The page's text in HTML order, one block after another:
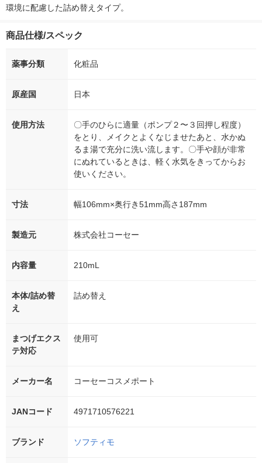
環境に配慮した詰め替えタイプ。
商品仕様/スペック
薬事分類 化粧品
原産国 日本
使用方法
〇手のひらに適量（ポンプ２〜３回押し程度）
をとり、メイクとよくなじませたあと、水かぬ
るま湯で充分に洗い流します。〇手や顔が非常
にぬれているときは、軽く水気をきってからお
使いください。
寸法 幅106mm×奥行き51mm高さ187mm
製造元 株式会社コーセー
内容量 210mL
本体/詰め替
え
詰め替え
まつげエクス
テ対応
使用可
メーカー名 コーセーコスメポート
JANコード 4971710576221
ブランド ソフティモ